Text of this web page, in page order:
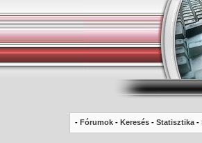
- Fórumok - Keresés - Statisztika -